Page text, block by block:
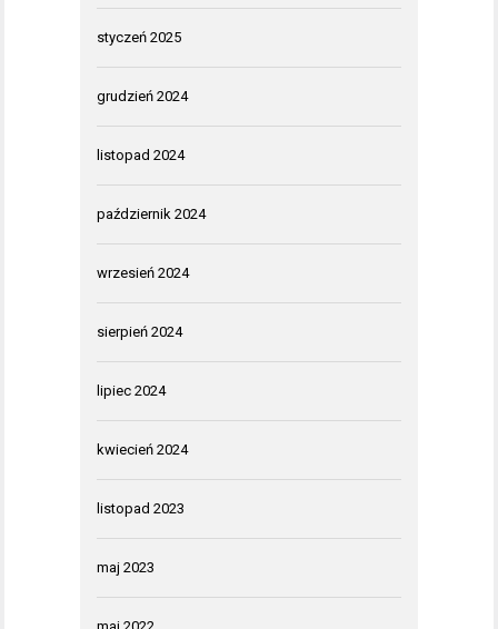
styczeń 2025
grudzień 2024
listopad 2024
październik 2024
wrzesień 2024
sierpień 2024
lipiec 2024
kwiecień 2024
listopad 2023
maj 2023